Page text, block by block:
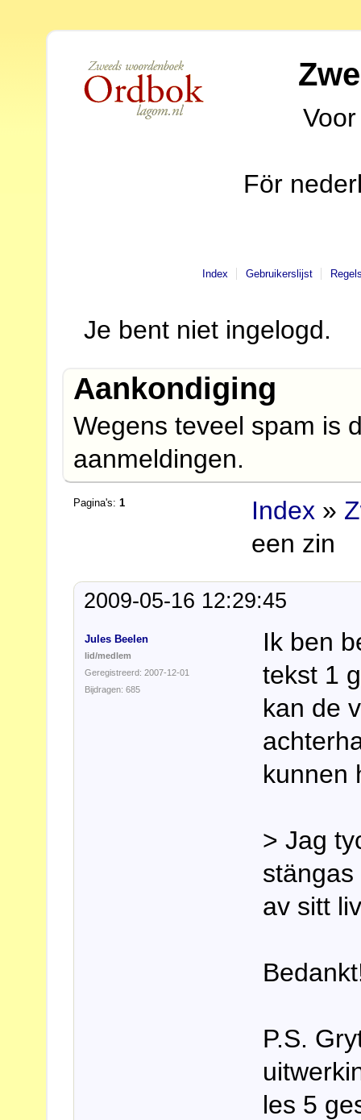
För
Index Gebruikerslijst
Je bent niet ingelogd.
Aankondiging
Wegens teveel spam is
aanmeldingen.
Pagina's:1 Index »
een zin
2009-05-16 12:29:45
Jules Beelen
lid/medlem
Geregistreerd: 2007-12-01
Bijdragen: 685
Ik ben
tekst 1
kan de
kunnen
> Jag
av sitt
P.S.
les 5